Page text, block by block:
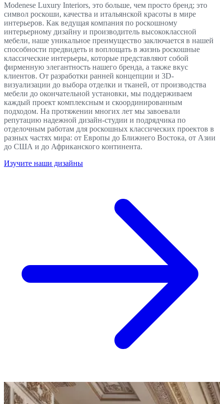
Modenese Luxury Interiors, это больше, чем просто бренд; это
символ роскоши, качества и итальянской красоты в мире
интерьеров. Как ведущая компания по роскошному
интерьерному дизайну и производитель высококлассной
мебели, наше уникальное преимущество заключается в нашей
способности предвидеть и воплощать в жизнь роскошные
классические интерьеры, которые представляют собой
фирменную элегантность нашего бренда, а также вкус
клиентов. От разработки ранней концепции и 3D-
визуализации до выбора отделки и тканей, от производства
мебели до окончательной установки, мы поддерживаем
каждый проект комплексным и скоординированным
подходом. На протяжении многих лет мы завоевали
репутацию надежной дизайн-студии и подрядчика по
отделочным работам для роскошных классических проектов в
разных частях мира: от Европы до Ближнего Востока, от Азии
до США и до Африканского континента.
Изучите наши дизайны